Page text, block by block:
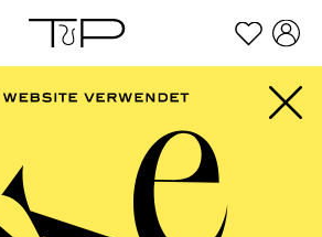
Zum Footer springen